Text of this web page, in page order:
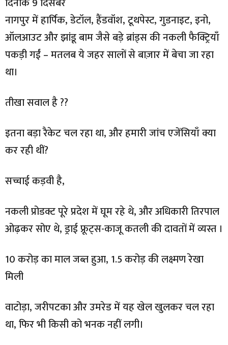
नागपुर में हार्पिक, डेटॉल, हैंडवॉश, टूथपेस्ट, गुडनाइट, इनो,
ऑलआउट और झांडू बाम जैसे बड़े ब्रांड्स की नकली फैक्ट्रियाँ
पकड़ी गईं – मतलब ये जहर सालों से बाज़ार में बेचा जा रहा
था।
तीखा सवाल है ??
इतना बड़ा रैकेट चल रहा था, और हमारी जांच एजेंसियाँ क्या
कर रही थीं?
सच्चाई कड़वी है,
नकली प्रोडक्ट पूरे प्रदेश में घूम रहे थे, और अधिकारी तिरपाल
ओढ़कर सोए थे, ड्राई फ्रूट्स-काजू कतली की दावतों में व्यस्त ।
10 करोड़ का माल जब्त हुआ, 1.5 करोड़ की लक्ष्मण रेखा
मिली
वाटोड़ा, जरीपटका और उमरेड में यह खेल खुलकर चल रहा
था, फिर भी किसी को भनक नहीं लगी।